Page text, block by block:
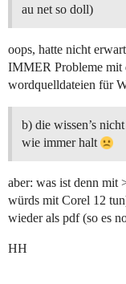
au net so doll)
oops, hatte nicht
IMMER Probleme mit
wordquelldateien für
b) die wissen’s
wie immer halt
aber: was ist denn mit
würds mit Corel 12
wieder als pdf (so es
HH